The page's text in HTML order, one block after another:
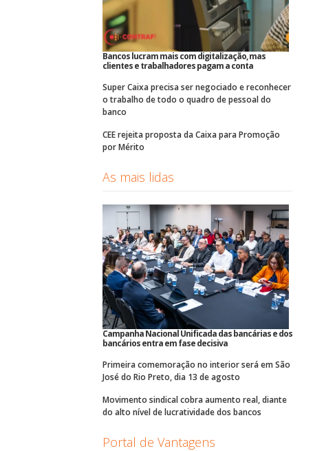
Bancos lucram mais com digitalização, mas
clientes e trabalhadores pagam a conta
Super Caixa precisa ser negociado e reconhecer
o trabalho de todo o quadro de pessoal do
banco
CEE rejeita proposta da Caixa para Promoção
por Mérito
As mais lidas
Campanha Nacional Unificada das bancárias e dos
bancários entra em fase decisiva
Primeira comemoração no interior será em São
José do Rio Preto, dia 13 de agosto
Movimento sindical cobra aumento real, diante
do alto nível de lucratividade dos bancos
Portal de Vantagens